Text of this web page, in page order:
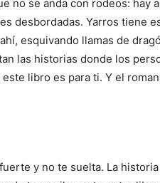
no se anda con rodeos: hay
desbordadas. Yarros tiene
esquivando llamas de
las historias donde los
libro es para ti. Y el
y no te suelta. La